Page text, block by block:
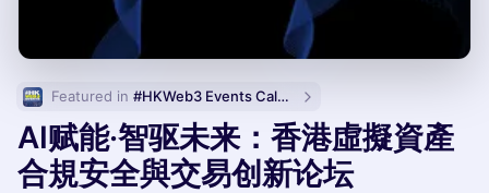
Featured in #HKWeb3 Events Calendar
AI赋能·智驱未来：香港虛擬資產
合規安全與交易创新论坛